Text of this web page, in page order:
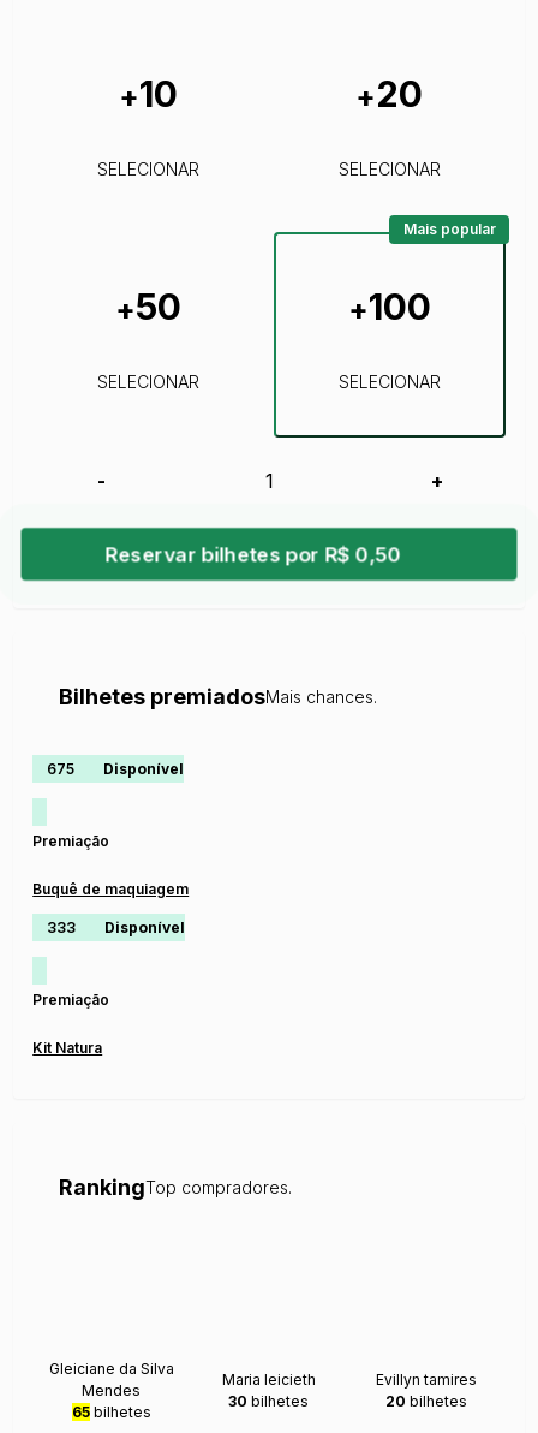
+10
SELECIONAR
+20
SELECIONAR
+50
SELECIONAR
+100
SELECIONAR
Mais popular
- +
Reservar bilhetes por R$ 0,50
Bilhetes premiadosMais chances.
675 Disponível
Premiação
Buquê de maquiagem
333 Disponível
Premiação
Kit Natura
RankingTop compradores.
Gleiciane da Silva
Mendes
65bilhetes
Maria leicieth
30 bilhetes
Evillyn tamires
20 bilhetes